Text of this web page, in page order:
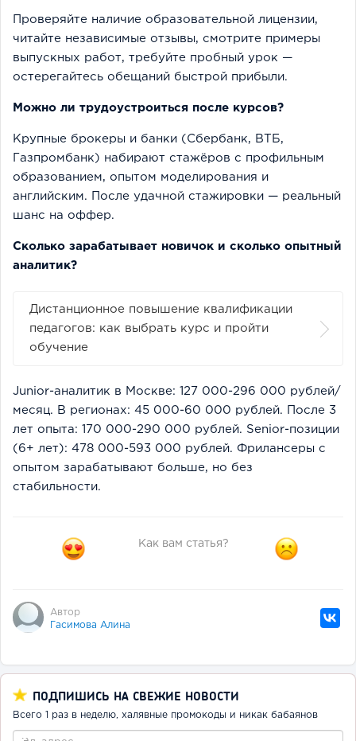
Проверяйте наличие образовательной лицензии,
читайте независимые отзывы, смотрите примеры
выпускных работ, требуйте пробный урок —
остерегайтесь обещаний быстрой прибыли.
Можно ли трудоустроиться после курсов?
Крупные брокеры и банки (Сбербанк, ВТБ,
Газпромбанк) набирают стажёров с профильным
образованием, опытом моделирования и
английским. После удачной стажировки — реальный
шанс на оффер.
Сколько зарабатывает новичок и сколько опытный
аналитик?
Дистанционное повышение квалификации
педагогов: как выбрать курс и пройти
обучение
Junior-аналитик в Москве: 127 000-296 000 рублей/
месяц. В регионах: 45 000-60 000 рублей. После 3
лет опыта: 170 000-290 000 рублей. Senior-позиции
(6+ лет): 478 000-593 000 рублей. Фрилансеры с
опытом зарабатывают больше, но без
стабильности.
Как вам статья?
Автор
Гасимова Алина
ПОДПИШИСЬ НА СВЕЖИЕ НОВОСТИ
Всего 1 раз в неделю, халявные промокоды и никак бабаянов